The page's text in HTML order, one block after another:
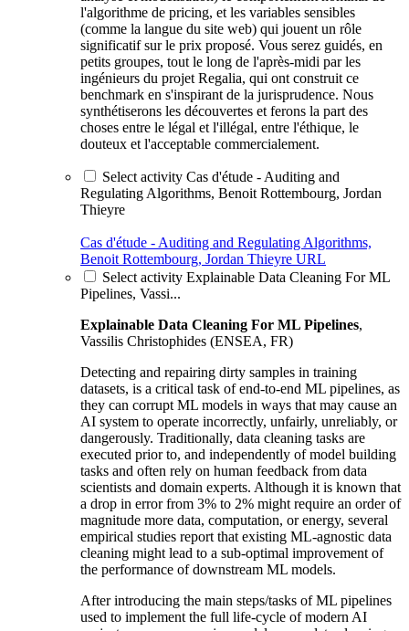
l'algorithme de pricing, et les variables sensibles
(comme la langue du site web) qui jouent un rôle
significatif sur le prix proposé. Vous serez guidés, en
petits groupes, tout le long de l'après-midi par les
ingénieurs du projet Regalia, qui ont construit ce
benchmark en s'inspirant de la jurisprudence. Nous
synthétiserons les découvertes et ferons la part des
choses entre le légal et l'illégal, entre l'éthique, le
douteux et l'acceptable commercialement.
Select activity Cas d'étude - Auditing and
Regulating Algorithms, Benoit Rottembourg, Jordan
Thieyre
Cas d'étude - Auditing and Regulating Algorithms,
Benoit Rottembourg, Jordan Thieyre URL
Select activity Explainable Data Cleaning For ML
Pipelines, Vassi...
Explainable Data Cleaning For ML Pipelines,
Vassilis Christophides (ENSEA, FR)
Detecting and repairing dirty samples in training
datasets, is a critical task of end-to-end ML pipelines, as
they can corrupt ML models in ways that may cause an
AI system to operate incorrectly, unfairly, unreliably, or
dangerously. Traditionally, data cleaning tasks are
executed prior to, and independently of model building
tasks and often rely on human feedback from data
scientists and domain experts. Although it is known that
a drop in error from 3% to 2% might require an order of
magnitude more data, computation, or energy, several
empirical studies report that existing ML-agnostic data
cleaning might lead to a sub-optimal improvement of
the performance of downstream ML models.
After introducing the main steps/tasks of ML pipelines
used to implement the full life-cycle of modern AI